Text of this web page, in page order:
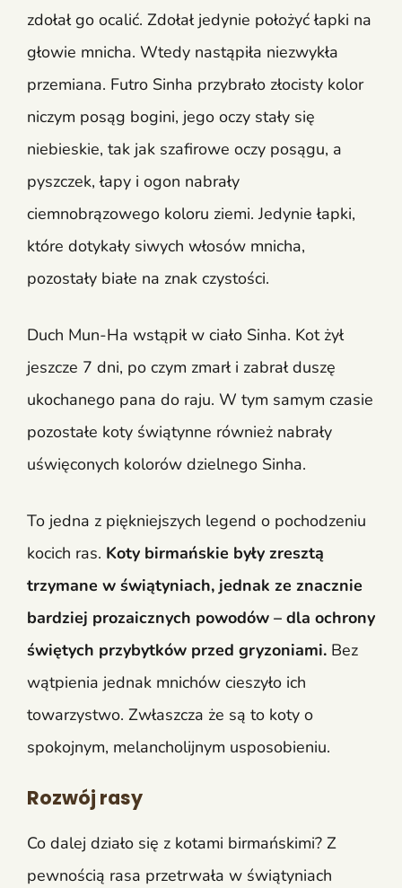
zdołał go ocalić. Zdołał jedynie położyć łapki na
głowie mnicha. Wtedy nastąpiła niezwykła
przemiana. Futro Sinha przybrało złocisty kolor
niczym posąg bogini, jego oczy stały się
niebieskie, tak jak szafirowe oczy posągu, a
pyszczek, łapy i ogon nabrały
ciemnobrązowego koloru ziemi. Jedynie łapki,
które dotykały siwych włosów mnicha,
pozostały białe na znak czystości.
Duch Mun-Ha wstąpił w ciało Sinha. Kot żył
jeszcze 7 dni, po czym zmarł i zabrał duszę
ukochanego pana do raju. W tym samym czasie
pozostałe koty świątynne również nabrały
uświęconych kolorów dzielnego Sinha.
To jedna z piękniejszych legend o pochodzeniu
kocich ras. Koty birmańskie były zresztą
trzymane w świątyniach, jednak ze znacznie
bardziej prozaicznych powodów – dla ochrony
świętych przybytków przed gryzoniami. Bez
wątpienia jednak mnichów cieszyło ich
towarzystwo. Zwłaszcza że są to koty o
spokojnym, melancholijnym usposobieniu.
Rozwój rasy
Co dalej działo się z kotami birmańskimi? Z
pewnością rasa przetrwała w świątyniach